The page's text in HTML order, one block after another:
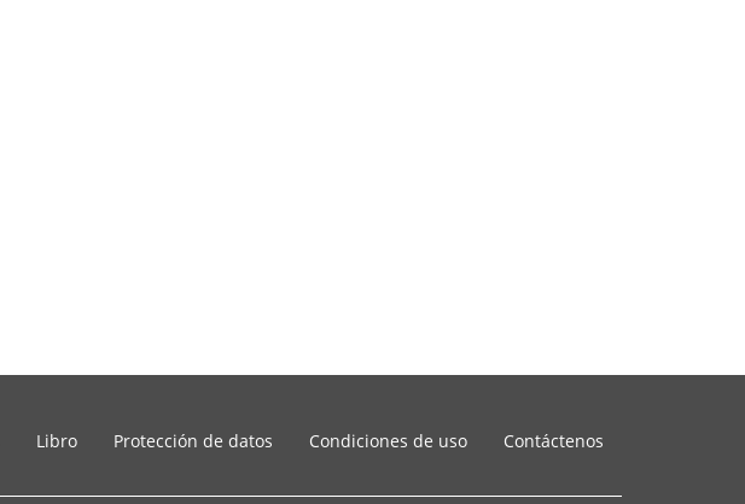
Libro Protección de datos Condiciones de uso Contáctenos